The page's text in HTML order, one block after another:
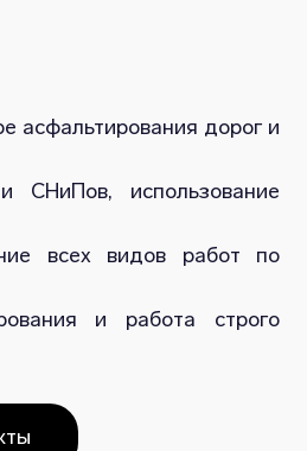
асфальтирования дорог и
СНиПов, использование
всех видов работ по
и работа строго